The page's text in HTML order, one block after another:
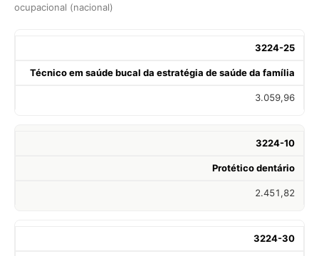
ocupacional (nacional)
3224-25
Técnico em saúde bucal da estratégia de saúde da família
3.059,96
3224-10
Protético dentário
2.451,82
3224-30